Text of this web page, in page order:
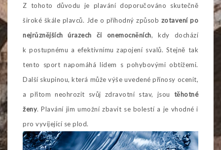
Z tohoto důvodu je plavání doporučováno skutečně
široké škále plavců. Jde o příhodný způsob zotavení po
nejrůznějších úrazech či onemocněních, kdy dochází
k postupnému a efektivnímu zapojení svalů. Stejně tak
tento sport napomáhá lidem s pohybovými obtížemi.
Další skupinou, která může výše uvedené přínosy ocenit,
a přitom neohrozit svůj zdravotní stav, jsou těhotné
ženy. Plavání jim umožní zbavit se bolestí a je vhodné i
pro vyvíjející se plod.